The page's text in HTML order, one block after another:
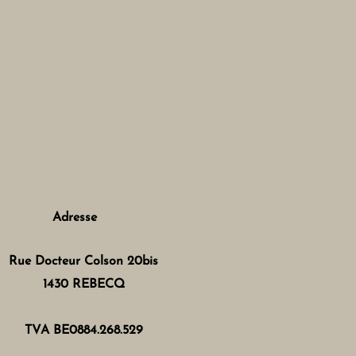
Adresse
Rue Docteur Colson 20bis
1430 REBECQ
TVA BE0884.268.529